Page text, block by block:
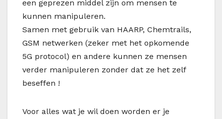
een geprezen middel zijn om mensen te
kunnen manipuleren.
Samen met gebruik van HAARP, Chemtrails,
GSM netwerken (zeker met het opkomende
5G protocol) en andere kunnen ze mensen
verder manipuleren zonder dat ze het zelf
beseffen !
Voor alles wat je wil doen worden er je